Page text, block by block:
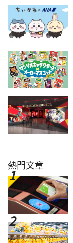
熱門文章